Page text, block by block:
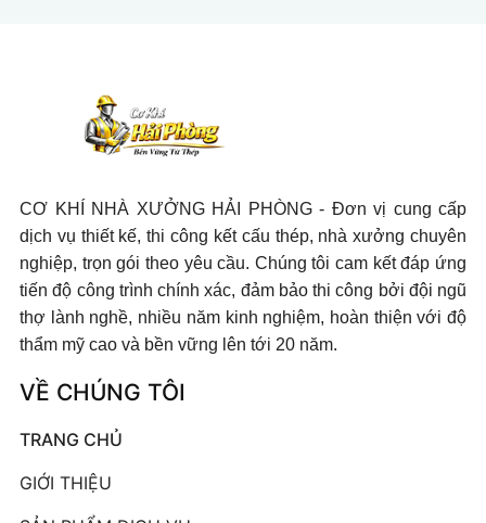
CƠ KHÍ NHÀ XƯỞNG HẢI PHÒNG - Đơn vị cung cấp
dịch vụ thiết kế, thi công kết cấu thép, nhà xưởng chuyên
nghiệp, trọn gói theo yêu cầu. Chúng tôi cam kết đáp ứng
tiến độ công trình chính xác, đảm bảo thi công bởi đội ngũ
thợ lành nghề, nhiều năm kinh nghiệm, hoàn thiện với độ
thẩm mỹ cao và bền vững lên tới 20 năm.
VỀ CHÚNG TÔI
TRANG CHỦ
GIỚI THIỆU